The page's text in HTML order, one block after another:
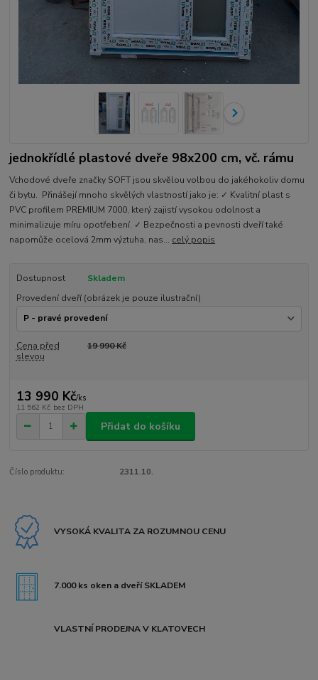
jednokřídlé plastové dveře 98x200 cm, vč. rámu
Vchodové dveře značky SOFT jsou skvělou volbou do jakéhokoliv domu
či bytu. Přinášejí mnoho skvělých vlastností jako je: ✓ Kvalitní plast s
PVC profilem PREMIUM 7000, který zajistí vysokou odolnost a
minimalizuje míru opotřebení. ✓ Bezpečnosti a pevnosti dveří také
napomůže ocelová 2mm výztuha, nas... celý popis
Dostupnost
Skladem
Provedení dveří (obrázek je pouze ilustrační)
Cena před
slevou
19 990 Kč
13 990 Kč/ks
11 562 Kč bez DPH
Přidat do košíku
Číslo produktu: 2311.10.
VYSOKÁ KVALITA ZA ROZUMNOU CENU
7.000 ks oken a dveří SKLADEM
VLASTNÍ PRODEJNA V KLATOVECH